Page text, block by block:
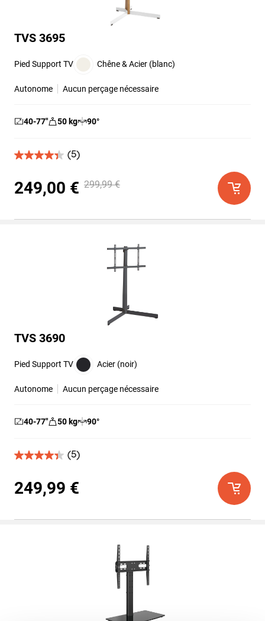
TVS 3695
Pied Support TV Chêne & Acier (blanc)
Autonome Aucun perçage nécessaire
40-77″ 50 kg 90°
(5)
4.4
5
étoiles.
avis
249,00 € 299,99 €
TVS 3690
Pied Support TV Acier (noir)
Autonome Aucun perçage nécessaire
40-77″ 50 kg 90°
(5)
4.4
5
étoiles.
avis
249,99 €